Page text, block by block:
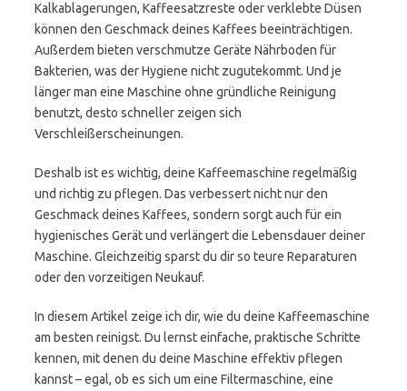
Kalkablagerungen, Kaffeesatzreste oder verklebte Düsen
können den Geschmack deines Kaffees beeinträchtigen.
Außerdem bieten verschmutze Geräte Nährboden für
Bakterien, was der Hygiene nicht zugutekommt. Und je
länger man eine Maschine ohne gründliche Reinigung
benutzt, desto schneller zeigen sich
Verschleißerscheinungen.
Deshalb ist es wichtig, deine Kaffeemaschine regelmäßig
und richtig zu pflegen. Das verbessert nicht nur den
Geschmack deines Kaffees, sondern sorgt auch für ein
hygienisches Gerät und verlängert die Lebensdauer deiner
Maschine. Gleichzeitig sparst du dir so teure Reparaturen
oder den vorzeitigen Neukauf.
In diesem Artikel zeige ich dir, wie du deine Kaffeemaschine
am besten reinigst. Du lernst einfache, praktische Schritte
kennen, mit denen du deine Maschine effektiv pflegen
kannst – egal, ob es sich um eine Filtermaschine, eine